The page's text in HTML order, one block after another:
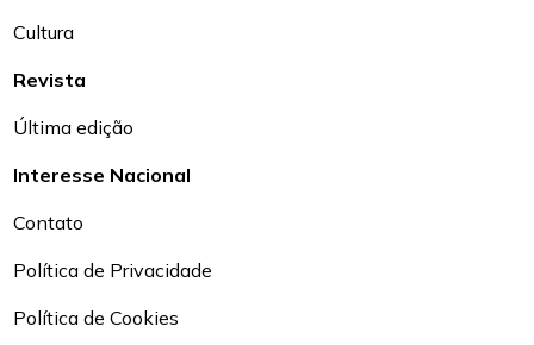
Cultura
Revista
Última edição
Interesse Nacional
Contato
Política de Privacidade
Política de Cookies